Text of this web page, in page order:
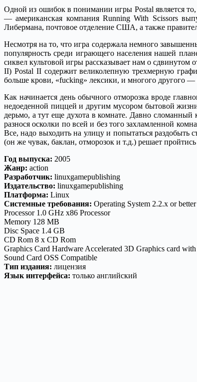
Одной из ошибок в понимании игры Postal является
— американская компания Running With Scissors
Либермана, почтовое отделение США, а также
Несмотря на то, что игра содержала немного
популярность среди играющего населения нашей
сиквел культовой игры рассказывает нам о сдвинутом
II) Postal II содержит великолепную трехмерную
больше крови, «fucking» лексики, и многого другого —
Как начинается день обычного отморозка вроде
недоеденной пиццей и другим мусором бытовой
дерьмо, а тут еще духота в комнате. Давно
разнося осколки по всей и без того захламленной
Все, надо выходить на улицу и попытаться раздобыть
(он же чувак, баклан, отморозок и т.д.) решает
Год выпуска: 2005
Жанр: action
Разработчик: linuxgamepublishing
Издательство: linuxgamepublishing
Платформа: Linux
Системные требования: Operating System 2.2.x or
Processor 1.0 GHz x86 Processor
Memory 128 MB
Disc Space 1.4 GB
CD Rom 8 x CD Rom
Graphics Card Hardware Accelerated 3D Graphics card
Sound Card OSS Compatible
Тип издания: лицензия
Язык интерфейса: только английский